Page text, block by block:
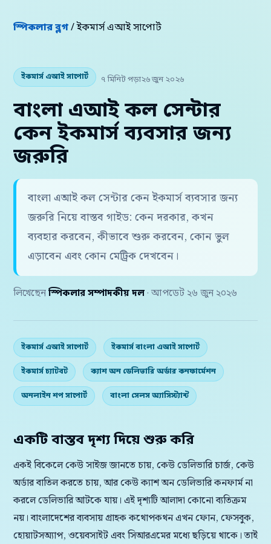
স্পিকলার ব্লগ/ ইকমার্স এআই সাপোর্ট
ইকমার্স এআই সাপোর্ট ৭ মিনিট পড়া২৬ জুন ২০২৬
বাংলা এআই কল সেন্টার
কেন ইকমার্স ব্যবসার জন্য
জরুরি
বাংলা এআই কল সেন্টার কেন ইকমার্স ব্যবসার জন্য
জরুরি নিয়ে বাস্তব গাইড: কেন দরকার, কখন
ব্যবহার করবেন, কীভাবে শুরু করবেন, কোন ভুল
এড়াবেন এবং কোন মেট্রিক দেখবেন।
লিখেছেন স্পিকলার সম্পাদকীয় দল · আপডেট ২৬ জুন ২০২৬
ইকমার্স এআই সাপোর্ট ইকমার্স বাংলা এআই সাপোর্ট
ইকমার্স চ্যাটবট ক্যাশ অন ডেলিভারি অর্ডার কনফার্মেশন
অনলাইন শপ সাপোর্ট বাংলা সেলস অ্যাসিস্ট্যান্ট
একটি বাস্তব দৃশ্য দিয়ে শুরু করি
একই বিকেলে কেউ সাইজ জানতে চায়, কেউ ডেলিভারি চার্জ, কেউ
অর্ডার বাতিল করতে চায়, আর কেউ ক্যাশ অন ডেলিভারি কনফার্ম না
করলে ডেলিভারি আটকে যায়। এই দৃশ্যটি আলাদা কোনো ব্যতিক্রম
নয়। বাংলাদেশের ব্যবসায় গ্রাহক কথোপকথন এখন ফোন, ফেসবুক,
হোয়াটসঅ্যাপ, ওয়েবসাইট এবং সিআরএমের মধ্যে ছড়িয়ে থাকে। তাই